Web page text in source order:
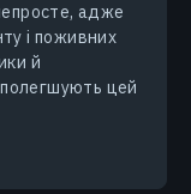
адже
і поживних
й
цей